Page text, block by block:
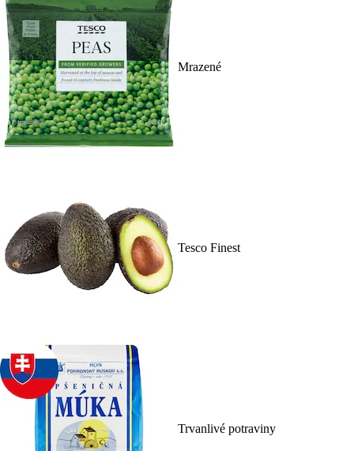
Mrazené
Tesco Finest
Trvanlivé potraviny